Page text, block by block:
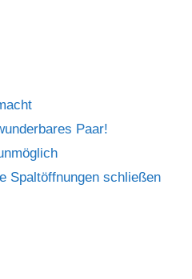
Paar!
Spaltöffnungen schließen